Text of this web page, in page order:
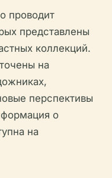
проводит
представлены
коллекций.
на
перспективы
о
на